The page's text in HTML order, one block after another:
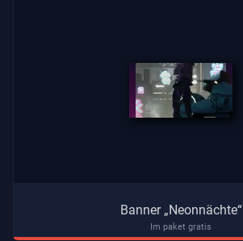
Banner „Neonnächte“
Im paket gratis